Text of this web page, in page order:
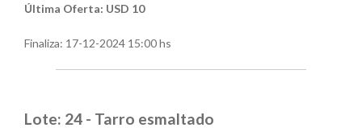
Última Oferta: USD 10
Finaliza: 17-12-2024 15:00 hs
Lote: 24 - Tarro esmaltado